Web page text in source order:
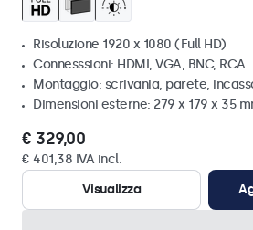
Risoluzione 1920 x 1080 (Full HD)
Connesssioni: HDMI, VGA, BNC, RCA
Montaggio: scrivania, parete,
Dimensioni esterne: 279 x 179 x 35
€ 329,00
€ 401,38 IVA incl.
Visualizza